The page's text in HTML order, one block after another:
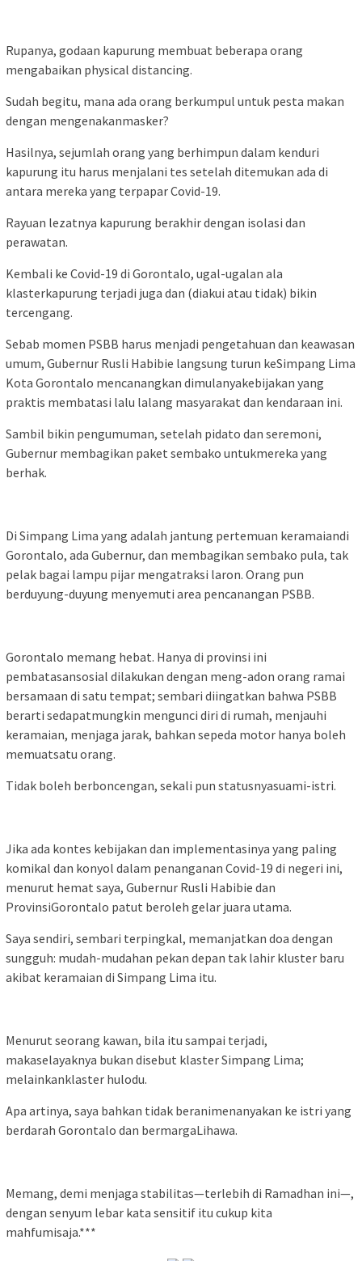
Rupanya, godaan kapurung membuat beberapa orang
mengabaikan physical distancing.
Sudah begitu, mana ada orang berkumpul untuk pesta makan
dengan mengenakanmasker?
Hasilnya, sejumlah orang yang berhimpun dalam kenduri
kapurung itu harus menjalani tes setelah ditemukan ada di
antara mereka yang terpapar Covid-19.
Rayuan lezatnya kapurung berakhir dengan isolasi dan
perawatan.
Kembali ke Covid-19 di Gorontalo, ugal-ugalan ala
klasterkapurung terjadi juga dan (diakui atau tidak) bikin
tercengang.
Sebab momen PSBB harus menjadi pengetahuan dan keawasan
umum, Gubernur Rusli Habibie langsung turun keSimpang Lima
Kota Gorontalo mencanangkan dimulanyakebijakan yang
praktis membatasi lalu lalang masyarakat dan kendaraan ini.
Sambil bikin pengumuman, setelah pidato dan seremoni,
Gubernur membagikan paket sembako untukmereka yang
berhak.
Di Simpang Lima yang adalah jantung pertemuan keramaiandi
Gorontalo, ada Gubernur, dan membagikan sembako pula, tak
pelak bagai lampu pijar mengatraksi laron. Orang pun
berduyung-duyung menyemuti area pencanangan PSBB.
Gorontalo memang hebat. Hanya di provinsi ini
pembatasansosial dilakukan dengan meng-adon orang ramai
bersamaan di satu tempat; sembari diingatkan bahwa PSBB
berarti sedapatmungkin mengunci diri di rumah, menjauhi
keramaian, menjaga jarak, bahkan sepeda motor hanya boleh
memuatsatu orang.
Tidak boleh berboncengan, sekali pun statusnyasuami-istri.
Jika ada kontes kebijakan dan implementasinya yang paling
komikal dan konyol dalam penanganan Covid-19 di negeri ini,
menurut hemat saya, Gubernur Rusli Habibie dan
ProvinsiGorontalo patut beroleh gelar juara utama.
Saya sendiri, sembari terpingkal, memanjatkan doa dengan
sungguh: mudah-mudahan pekan depan tak lahir kluster baru
akibat keramaian di Simpang Lima itu.
Menurut seorang kawan, bila itu sampai terjadi,
makaselayaknya bukan disebut klaster Simpang Lima;
melainkanklaster hulodu.
Apa artinya, saya bahkan tidak beranimenanyakan ke istri yang
berdarah Gorontalo dan bermargaLihawa.
Memang, demi menjaga stabilitas—terlebih di Ramadhan ini—,
dengan senyum lebar kata sensitif itu cukup kita
mahfumisaja.***